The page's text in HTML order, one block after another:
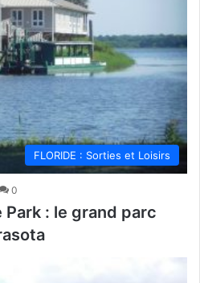
FLORIDE : Sorties et Loisirs
0
: le grand parc